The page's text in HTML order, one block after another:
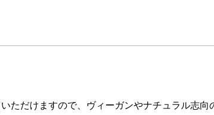
ただけますので、ヴィーガンやナチュラル志向